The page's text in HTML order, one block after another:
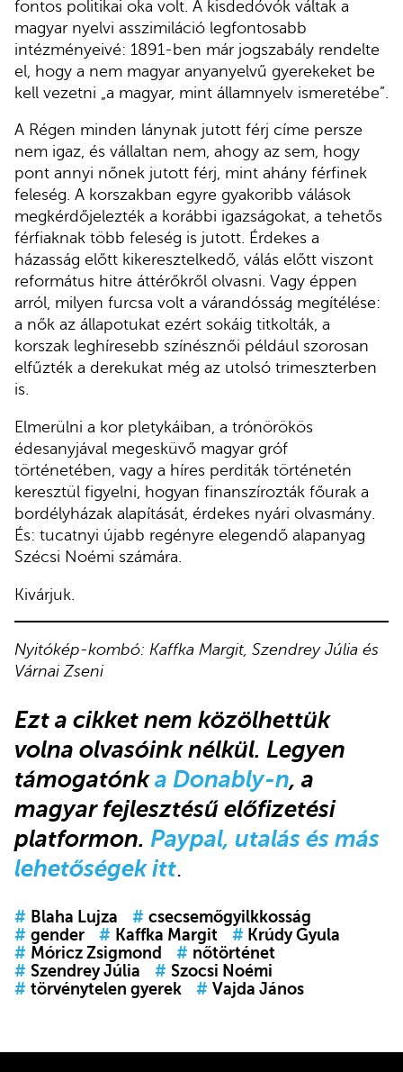
fontos politikai oka volt. A kisdedóvók váltak a
magyar nyelvi asszimiláció legfontosabb
intézményeivé: 1891-ben már jogszabály rendelte
el, hogy a nem magyar anyanyelvű gyerekeket be
kell vezetni „a magyar, mint államnyelv ismeretébe”.
A Régen minden lánynak jutott férj címe persze
nem igaz, és vállaltan nem, ahogy az sem, hogy
pont annyi nőnek jutott férj, mint ahány férfinek
feleség. A korszakban egyre gyakoribb válások
megkérdőjelezték a korábbi igazságokat, a tehetős
férfiaknak több feleség is jutott. Érdekes a
házasság előtt kikeresztelkedő, válás előtt viszont
református hitre áttérőkről olvasni. Vagy éppen
arról, milyen furcsa volt a várandósság megítélése:
a nők az állapotukat ezért sokáig titkolták, a
korszak leghíresebb színésznői például szorosan
elfűzték a derekukat még az utolsó trimeszterben
is.
Elmerülni a kor pletykáiban, a trónörökös
édesanyjával megesküvő magyar gróf
történetében, vagy a híres perditák történetén
keresztül figyelni, hogyan finanszírozták főurak a
bordélyházak alapítását, érdekes nyári olvasmány.
És: tucatnyi újabb regényre elegendő alapanyag
Szécsi Noémi számára.
Kivárjuk.
Nyitókép-kombó: Kaffka Margit, Szendrey Júlia és
Várnai Zseni
Ezt a cikket nem közölhettük
volna olvasóink nélkül. Legyen
támogatónka Donably-n, a
magyar fejlesztésű előfizetési
platformon. Paypal, utalás és más
lehetőségek itt.
# Blaha Lujza # csecsemőgyilkkosság
# gender # Kaffka Margit # Krúdy Gyula
# Móricz Zsigmond # nőtörténet
# Szendrey Júlia # Szocsi Noémi
# törvénytelen gyerek # Vajda János